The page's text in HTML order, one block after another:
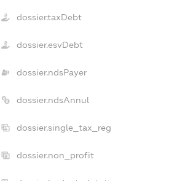
dossier.taxDebt
dossier.esvDebt
dossier.ndsPayer
dossier.ndsAnnul
dossier.single_tax_reg
dossier.non_profit